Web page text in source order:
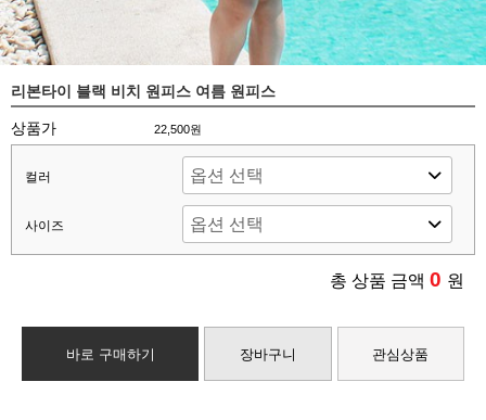
리본타이 블랙 비치 원피스 여름 원피스
상품가 22,500원
컬러
사이즈
총 상품 금액 0 원
바로 구매하기 장바구니 관심상품